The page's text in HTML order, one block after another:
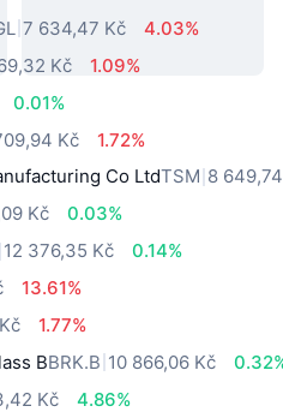
7 634,47 Kč
4.03%
Kč
1.09%
0.01%
Kč
1.72%
Co LtdTSM 8
Kč
0.03%
12 376,35 Kč
0.14%
13.61%
1.77%
BBRK.B 10 866,06 Kč
Kč
4.86%